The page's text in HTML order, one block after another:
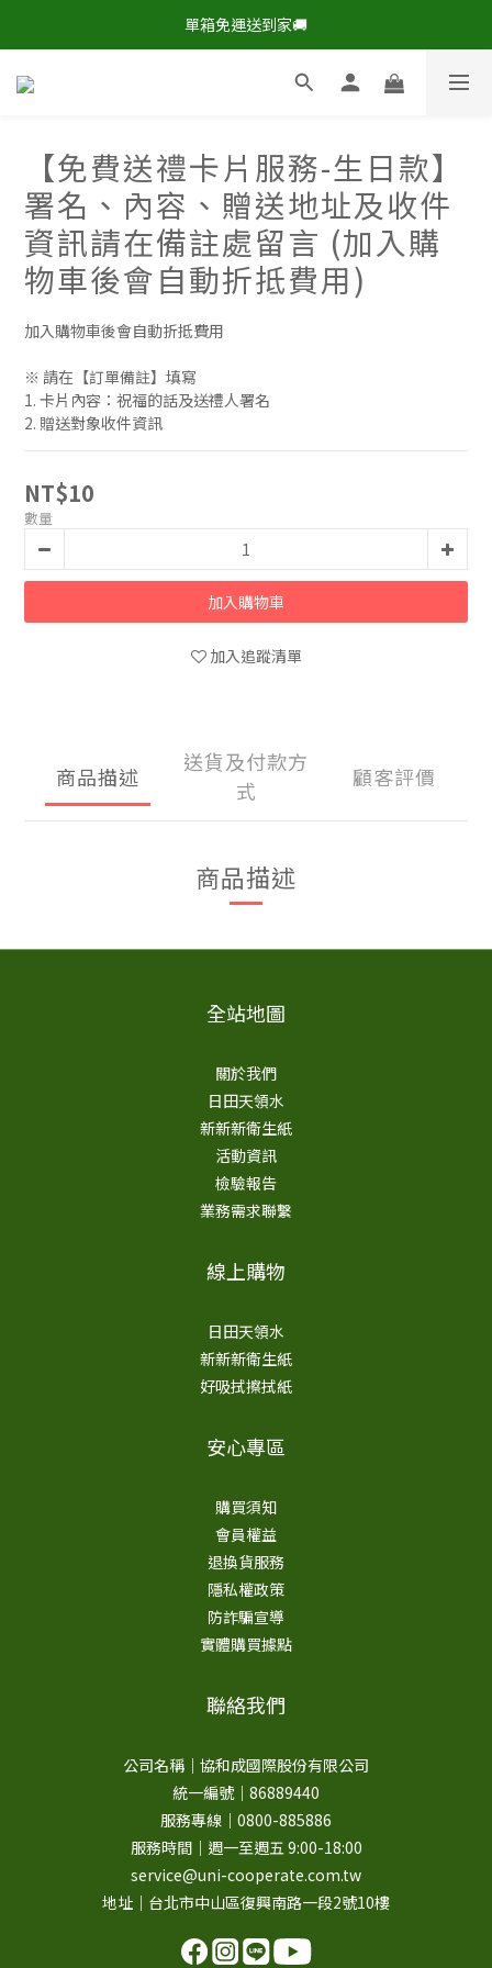
現在下單，即享8折🔥優惠特價>
單箱免運送到家🚚
現在下單，即享8折🔥優惠特價>
【免費送禮卡片服務-生日款】
署名、內容、贈送地址及收件
資訊請在備註處留言 (加入購
物車後會自動折抵費用)
加入購物車後會自動折抵費用
※ 請在【訂單備註】填寫
1. 卡片內容：祝福的話及送禮人署名
2. 贈送對象收件資訊
NT$10
數量
加入購物車
加入追蹤清單
商品描述
送貨及付款方
式
顧客評價
商品描述
全站地圖
關於我們
日田天領水
新新新衛生紙
活動資訊
檢驗報告
業務需求聯繫
線上購物
日田天領水
新新新衛生紙
好吸拭擦拭紙
安心專區
購買須知
會員權益
退換貨服務
隱私權政策
防詐騙宣導
實體購買據點
聯絡我們
公司名稱｜協和成國際股份有限公司
統一編號｜86889440
服務專線｜0800-885886
服務時間｜週一至週五 9:00-18:00
service@uni-cooperate.com.tw
地址｜台北市中山區復興南路一段2號10樓